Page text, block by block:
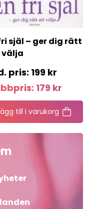
själ – ger dig rätt
199 kr
179 kr
till i varukorg